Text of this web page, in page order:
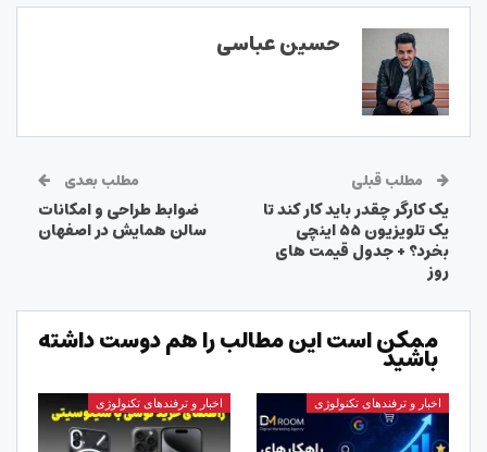
حسین عباسی
مطلب قبلی
یک کارگر چقدر باید کار کند تا
یک تلویزیون ۵۵ اینچی
بخرد؟ + جدول قیمت های
روز
مطلب بعدی
ضوابط طراحی و امکانات
سالن همایش در اصفهان
ممکن است این مطالب را هم دوست داشته
باشید
اخبار و ترفندهای تکنولوژی اخبار و ترفندهای تکنولوژی